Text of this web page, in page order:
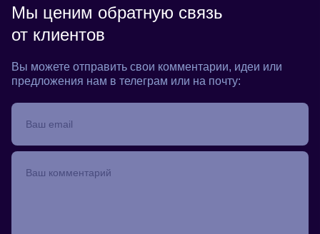
Мы ценим обратную связь
от клиентов
Вы можете отправить свои комментарии, идеи или
предложения нам в телеграм или на почту: